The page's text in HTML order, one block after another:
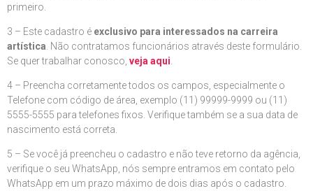
primeiro.
3 – Este cadastro é exclusivo para interessados na carreira
artística . Não contratamos funcionários através deste formulário.
Se quer trabalhar conosco, veja aqui
4 – Preencha corretamente todos os campos, especialmente o
Telefone com código de área, exemplo (11) 99999-9999 ou (11)
5555-5555 para telefones fixos. Verifique também se a sua data de
nascimento está correta.
5 – Se você já preencheu o cadastro e não teve retorno da agência,
verifique o seu WhatsApp, nós sempre entramos em contato pelo
WhatsApp em um prazo máximo de dois dias após o cadastro.